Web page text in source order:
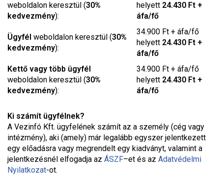
weboldalon keresztül (30%
kedvezmény):
helyett 24.430 Ft +
áfa/fő
Ügyfél weboldalon keresztül (30%
kedvezmény):
34.900 Ft + áfa/fő
helyett 24.430 Ft +
áfa/fő
Kettő vagy több ügyfél
weboldalon keresztül (30%
kedvezmény):
34.900 Ft + áfa/fő
helyett 24.430 Ft +
áfa/fő
Ki számít ügyfélnek?
A Vezinfó Kft. ügyfelének számít az a személy (cég vagy
intézmény), aki (amely) már legalább egyszer jelentkezett
egy előadásra vagy megrendelt egy kiadványt, valamint a
jelentkezésnél elfogadja az ÁSZF–et és az Adatvédelmi
Nyilatkozat-ot.